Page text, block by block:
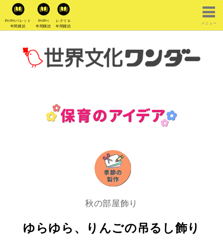
PriPriパレット
年間購読
PriPri
年間購読
レクリエ
年間購読
メニュー
秋の部屋飾り
ゆらゆら、りんごの吊るし飾り